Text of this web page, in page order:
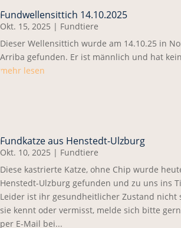
Fundwellensittich 14.10.2025
Okt. 15, 2025 | Fundtiere
Dieser Wellensittich wurde am 14.10.25 in
Arriba gefunden. Er ist männlich und hat
mehr lesen
Fundkatze aus Henstedt-Ulzburg
Okt. 10, 2025 | Fundtiere
Diese kastrierte Katze, ohne Chip wurde
Henstedt-Ulzburg gefunden und zu uns ins
Leider ist ihr gesundheitlicher Zustand nicht
sie kennt oder vermisst, melde sich bitte
per E-Mail bei...